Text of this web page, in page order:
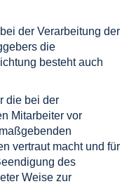
der Verarbeitung der
die
besteht auch
die bei der
Mitarbeiter vor
vertraut macht und für
des
Weise zur